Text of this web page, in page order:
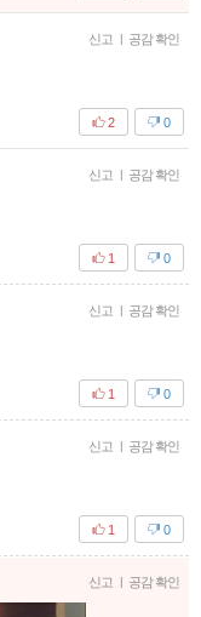
신고 | 공감 확인
0
2
신고 | 공감 확인
0
1
신고 | 공감 확인
0
1
신고 | 공감 확인
0
1
신고 | 공감 확인